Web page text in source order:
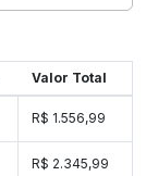
Valor Total
R$ 1.556,99
R$ 2.345,99